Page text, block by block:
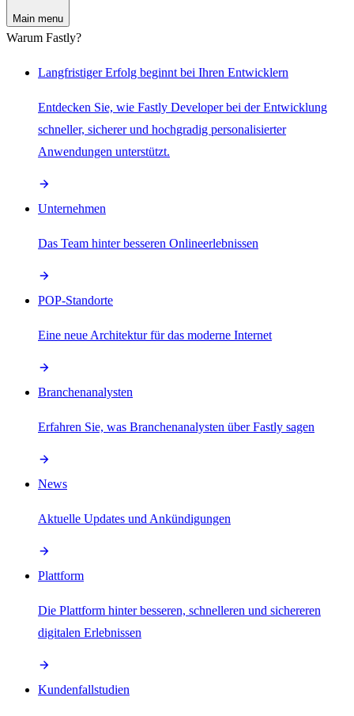
Main menu
Warum Fastly?
Langfristiger Erfolg beginnt bei Ihren Entwicklern
Entdecken Sie, wie Fastly Developer bei der Entwicklung
schneller, sicherer und hochgradig personalisierter
Anwendungen unterstützt.
Unternehmen
Das Team hinter besseren Onlineerlebnissen
POP-Standorte
Eine neue Architektur für das moderne Internet
Branchenanalysten
Erfahren Sie, was Branchenanalysten über Fastly sagen
News
Aktuelle Updates und Ankündigungen
Plattform
Die Plattform hinter besseren, schnelleren und sichereren
digitalen Erlebnissen
Kundenfallstudien